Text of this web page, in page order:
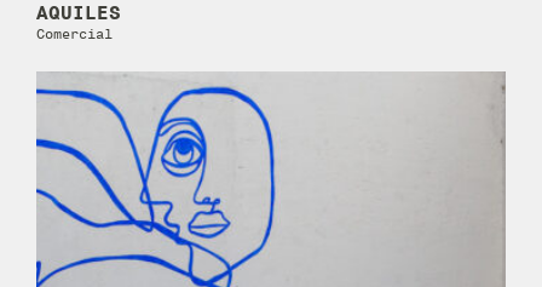
AQUILES
Comercial